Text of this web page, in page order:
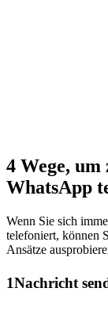
4 Wege, um
WhatsApp
Wenn Sie sich
telefoniert, können
Ansätze
1Nachricht